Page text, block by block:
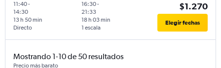
11:40-
14:30
Directo
13 h 50 min
16:30-
21:33
1 escala
18 h 03 min
$1.270
Elegir fechas
Mostrando 1-10 de 50 resultados
Precio más barato